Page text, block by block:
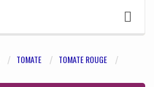
TOMATE
TOMATE ROUGE